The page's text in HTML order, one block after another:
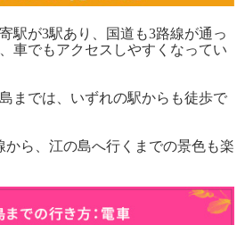
駅が3駅あり、国道も3路線が通っ
車でもアクセスしやすくなってい
までは、いずれの駅からも徒歩で
から、江の島へ行くまでの景色も楽